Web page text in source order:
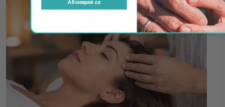
Абонирай се